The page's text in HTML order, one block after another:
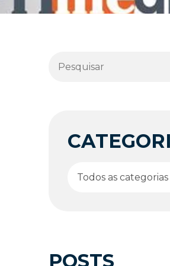
Todos as categorias
POSTS